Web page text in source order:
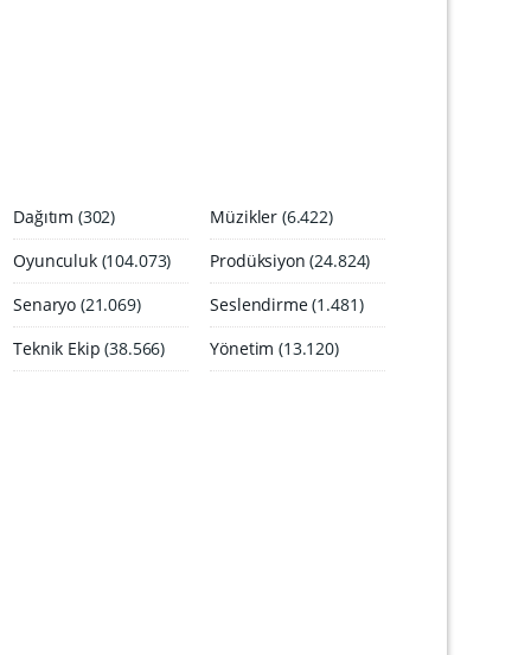
Dağıtım (302) Müzikler (6.422)
Oyunculuk(104.073) Prodüksiyon (24.824)
Senaryo (21.069) Seslendirme(1.481)
Teknik Ekip (38.566) Yönetim (13.120)